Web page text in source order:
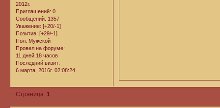
2012г.
Приглашений: 0
Сообщений: 1357
Уважение: [+20/-1]
Позитив: [+29/-1]
Пол: Мужской
Провел на форуме:
11 дней 18 часов
Последний визит:
6 марта, 2016г. 02:08:24
Страница: 1